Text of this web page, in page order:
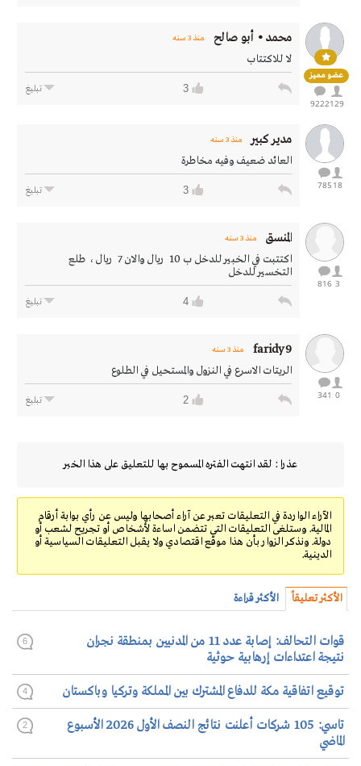
عضو مميز
129
9222
محمد • أبو صالح منذ 3 سنه
لا للاكتتاب
3 تبليغ
18
785
مدير كبير منذ 3 سنه
العائد ضعيف وفيه مخاطرة
3 تبليغ
3
816
المنسق منذ 3 سنه
اكتتبت في الخبير للدخل ب 10 ريال والان 7 ريال ، طلع
التخسير للدخل
4 تبليغ
0
341
faridy9 منذ 3 سنه
الريتات الاسرع في النزول والمستحيل في الطلوع
2 تبليغ
عذرا : لقد انتهت الفتره المسموح بها للتعليق على هذا الخبر
الآراء الواردة في التعليقات تعبر عن آراء أصحابها وليس عن رأي بوابة أرقام
المالية. وستلغى التعليقات التي تتضمن اساءة لأشخاص أو تجريح لشعب أو
دولة. ونذكر الزوار بأن هذا موقع اقتصادي ولا يقبل التعليقات السياسية أو
الدينية.
الأكثر تعليقاً الأكثر قراءة
قوات التحالف: إصابة عدد 11 من المدنيين بمنطقة نجران
نتيجة اعتداءات إرهابية حوثية
6
توقيع اتفاقية مكة للدفاع المشترك بين المملكة وتركيا وباكستان 4
تاسي: 105 شركات أعلنت نتائج النصف الأول 2026 الأسبوع
الماضي
2